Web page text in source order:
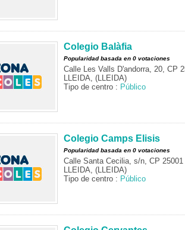
Colegio Balàfia
Popularidad basada en 0 votaciones
Calle Les Valls D'andorra, 20, CP
LLEIDA, (LLEIDA)
Tipo de centro : Público
Colegio Camps Elisis
Popularidad basada en 0 votaciones
Calle Santa Cecilia, s/n, CP 25001
LLEIDA, (LLEIDA)
Tipo de centro : Público